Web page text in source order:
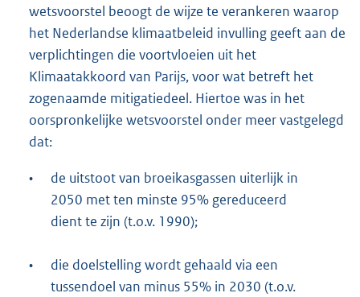
wetsvoorstel beoogt de wijze te verankeren waarop
het Nederlandse klimaatbeleid invulling geeft aan de
verplichtingen die voortvloeien uit het
Klimaatakkoord van Parijs, voor wat betreft het
zogenaamde mitigatiedeel. Hiertoe was in het
oorspronkelijke wetsvoorstel onder meer vastgelegd
dat:
•
de uitstoot van broeikasgassen uiterlijk in
2050 met ten minste 95% gereduceerd
dient te zijn (t.o.v. 1990);
•
die doelstelling wordt gehaald via een
tussendoel van minus 55% in 2030 (t.o.v.